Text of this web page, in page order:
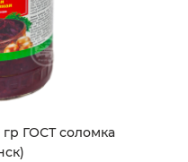
ГОСТ соломка